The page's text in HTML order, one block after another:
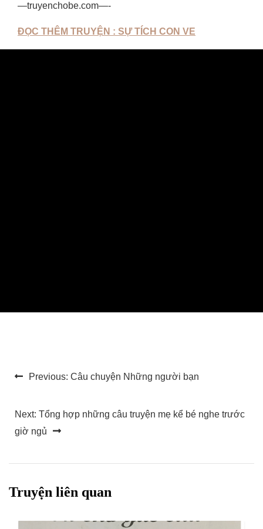
—truyenchobe.com—-
ĐỌC THÊM TRUYỆN : SỰ TÍCH CON VE
Điều
bài
viết
Previous: Câu chuyện Những người bạn
Next: Tổng hợp những câu truyện mẹ kể bé nghe trước
giờ ngủ
Truyện liên quan